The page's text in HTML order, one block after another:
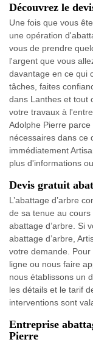
Découvrez le
Une fois que vous
une opération
vous de prendre
l'argent que vous
davantage en ce qui
tâches, faites
dans Lanthes et tout
votre travaux à
Adolphe Pierre
nécessaires dans ce
immédiatement
plus d'informations
Devis gratuit
L’abattage d’arbre
de sa tenue au cours
abattage d’arbre. Si
abattage d’arbre,
votre demande.
ligne ou nous faire
nous établissons un
les détails et le tarif
interventions sont
Entreprise
Pierre